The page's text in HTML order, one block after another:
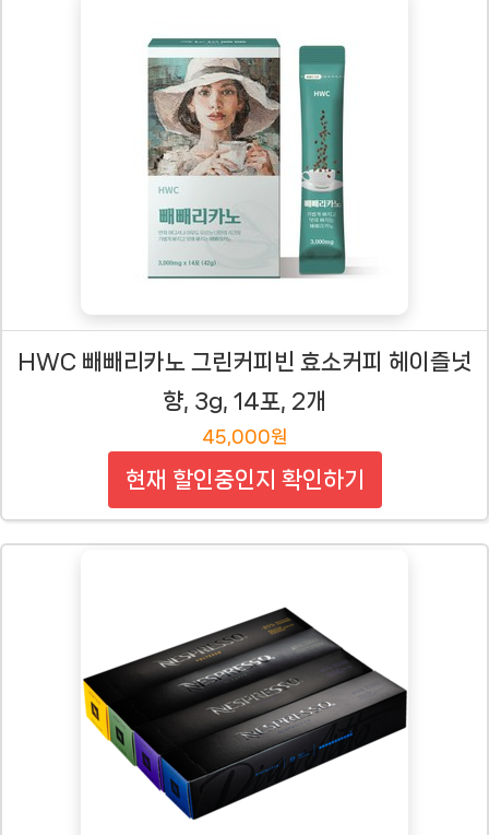
HWC 빼빼리카노 그린커피빈 효소커피 헤이즐넛
향, 3g, 14포, 2개
45,000원
현재 할인중인지 확인하기